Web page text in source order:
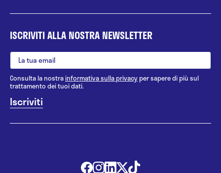
ISCRIVITI ALLA NOSTRA NEWSLETTER
Consulta la nostrainformativa sulla privacy per sapere di più sul
trattamento dei tuoi dati.